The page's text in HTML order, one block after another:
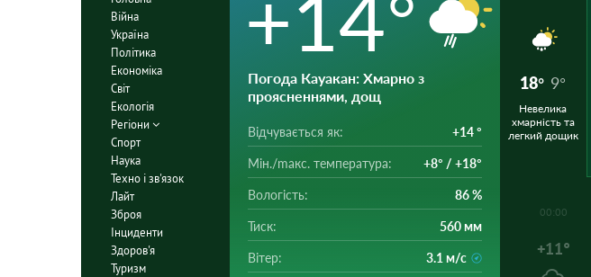
Війна
Україна
Політика
Економіка
Світ
Екологія
Регіони
Спорт
Наука
Техно і зв'язок
Лайт
Зброя
Інциденти
Здоров'я
Туризм
+14°
Погода Кауакан: Хмарно з
проясненнями, дощ
Відчувається як: +14 °
Мін./mакс. температура: +8° / +18°
Вологість: 86 %
Тиск: 560 мм
Вітер: 3.1 м/с
18° 9°
Невелика
хмарність та
легкий дощик
00:00
+11°